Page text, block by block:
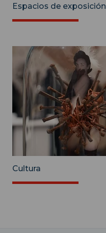
Espacios de exposición
Cultura